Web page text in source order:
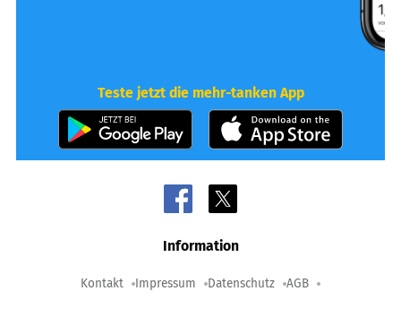
Teste jetzt die mehr-tanken App
Information
Kontakt Impressum Datenschutz AGB